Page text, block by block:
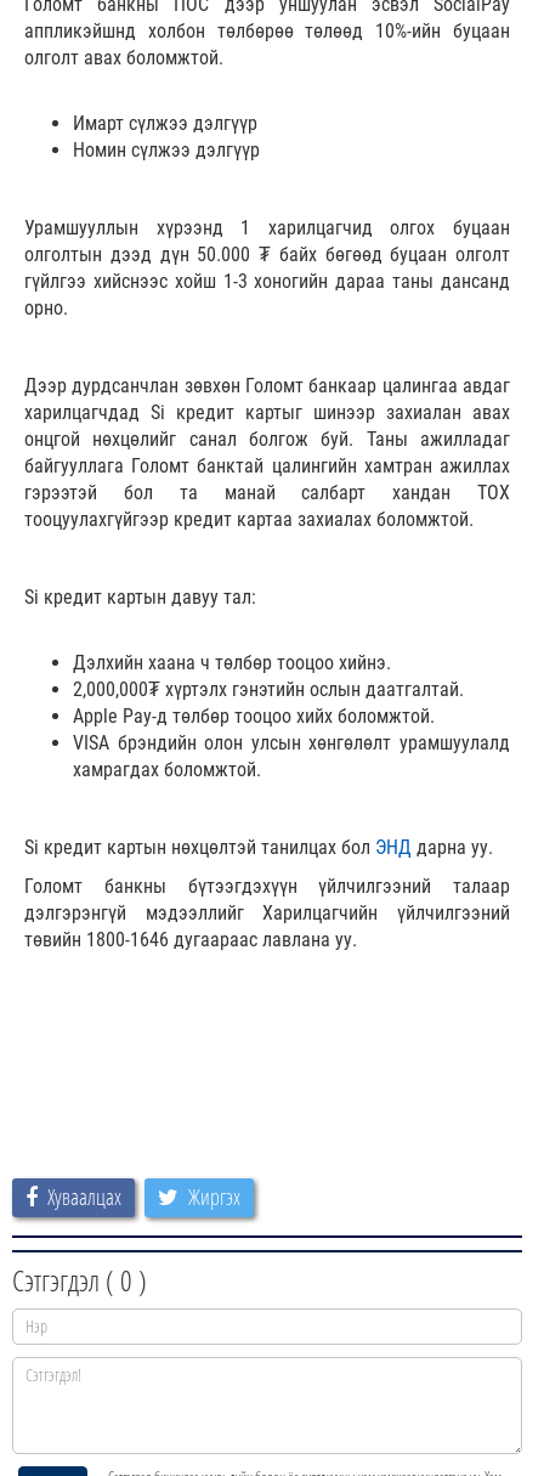
аппликэйшнд холбон төлбөрөө төлөөд 10%-ийн буцаан
олголт авах боломжтой.
Имарт сүлжээ дэлгүүр
Номин сүлжээ дэлгүүр
Урамшууллын хүрээнд 1 харилцагчид олгох буцаан
олголтын дээд дүн 50.000 ₮ байх бөгөөд буцаан олголт
гүйлгээ хийснээс хойш 1-3 хоногийн дараа таны дансанд
орно.
Дээр дурдсанчлан зөвхөн Голомт банкаар цалингаа авдаг
харилцагчдад Si кредит картыг шинээр захиалан авах
онцгой нөхцөлийг санал болгож буй. Таны ажилладаг
байгууллага Голомт банктай цалингийн хамтран ажиллах
гэрээтэй бол та манай салбарт хандан ТОХ
тооцуулахгүйгээр кредит картаа захиалах боломжтой.
Si кредит картын давуу тал:
Дэлхийн хаана ч төлбөр тооцоо хийнэ.
2,000,000₮ хүртэлх гэнэтийн ослын даатгалтай.
Apple Pay-д төлбөр тооцоо хийх боломжтой.
VISA брэндийн олон улсын хөнгөлөлт урамшуулалд
хамрагдах боломжтой.
Si кредит картын нөхцөлтэй танилцах бол ЭНД дарна уу.
Голомт банкны бүтээгдэхүүн үйлчилгээний талаар
дэлгэрэнгүй мэдээллийг Харилцагчийн үйлчилгээний
төвийн 1800-1646 дугаараас лавлана уу.
Хуваалцах Жиргэх
Сэтгэгдэл ( 0 )